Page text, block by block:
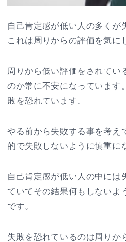
自己肯定感が低い人の多くが
これは周りからの評価を気に
周りから低い評価をされてい
のか常に不安になっています
敗を恐れています。
やる前から失敗する事を考え
的で失敗しないように慎重に
自己肯定感が低い人の中には
ていてその結果何もしないよ
です。
失敗を恐れているのは周りか